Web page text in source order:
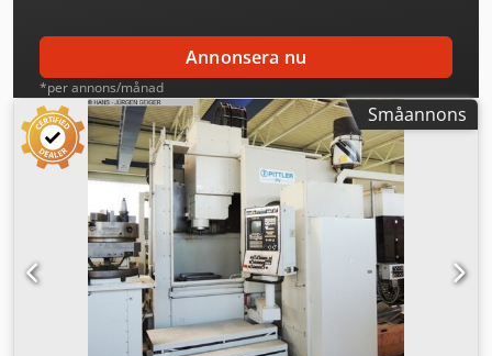
Annonsera nu
*per annons/månad
Småannons